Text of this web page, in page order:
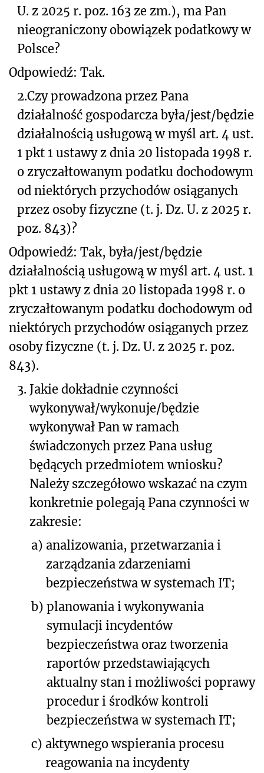
U. z 2025 r. poz. 163 ze zm.), ma Pan
nieograniczony obowiązek podatkowy w
Polsce?
Odpowiedź: Tak.
2.Czy prowadzona przez Pana
działalność gospodarcza była/jest/będzie
działalnością usługową w myśl art. 4 ust.
1 pkt 1 ustawy z dnia 20 listopada 1998 r.
o zryczałtowanym podatku dochodowym
od niektórych przychodów osiąganych
przez osoby fizyczne (t. j. Dz. U. z 2025 r.
poz. 843)?
Odpowiedź: Tak, była/jest/będzie
działalnością usługową w myśl art. 4 ust. 1
pkt 1 ustawy z dnia 20 listopada 1998 r. o
zryczałtowanym podatku dochodowym od
niektórych przychodów osiąganych przez
osoby fizyczne (t. j. Dz. U. z 2025 r. poz.
843).
3. Jakie dokładnie czynności
wykonywał/wykonuje/będzie
wykonywał Pan w ramach
świadczonych przez Pana usług
będących przedmiotem wniosku?
Należy szczegółowo wskazać na czym
konkretnie polegają Pana czynności w
zakresie:
a) analizowania, przetwarzania i
zarządzania zdarzeniami
bezpieczeństwa w systemach IT;
b) planowania i wykonywania
symulacji incydentów
bezpieczeństwa oraz tworzenia
raportów przedstawiających
aktualny stan i możliwości poprawy
procedur i środków kontroli
bezpieczeństwa w systemach IT;
c) aktywnego wspierania procesu
reagowania na incydenty